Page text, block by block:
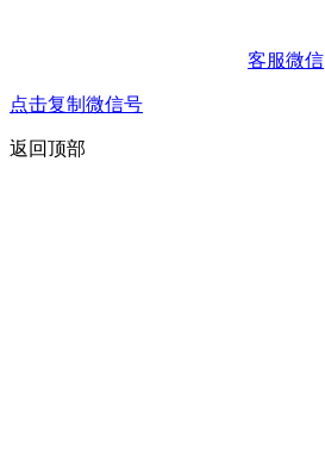
客服微信
点击复制微信号
返回顶部